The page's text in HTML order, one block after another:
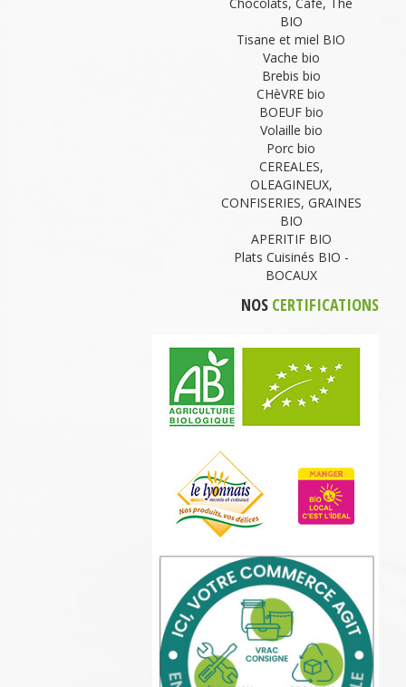
BIO
Tisane et miel BIO
Vache bio
Brebis bio
CHèVRE bio
BOEUF bio
Volaille bio
Porc bio
CEREALES,
OLEAGINEUX,
CONFISERIES, GRAINES
BIO
APERITIF BIO
Plats Cuisinés BIO -
BOCAUX
NOS CERTIFICATIONS